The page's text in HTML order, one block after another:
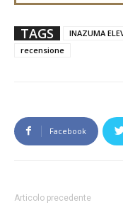
TAGS
INAZUMA
recensione
Facebook
Articolo precedente